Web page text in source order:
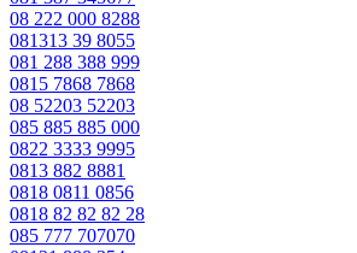
08 222 000 8288
081313 39 8055
081 288 388 999
0815 7868 7868
08 52203 52203
085 885 885 000
0822 3333 9995
0813 882 8881
0818 0811 0856
0818 82 82 82 28
085 777 707070